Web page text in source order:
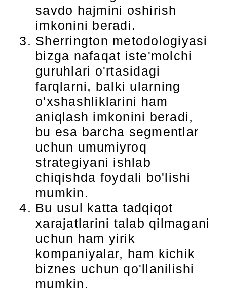
savdo hajmini oshirish
imkonini beradi.
Sherrington metodologiyasi
bizga nafaqat iste'molchi
guruhlari o'rtasidagi
farqlarni, balki ularning
o'xshashliklarini ham
aniqlash imkonini beradi,
bu esa barcha segmentlar
uchun umumiyroq
strategiyani ishlab
chiqishda foydali bo'lishi
mumkin.
Bu usul katta tadqiqot
xarajatlarini talab qilmagani
uchun ham yirik
kompaniyalar, ham kichik
biznes uchun qo'llanilishi
mumkin.